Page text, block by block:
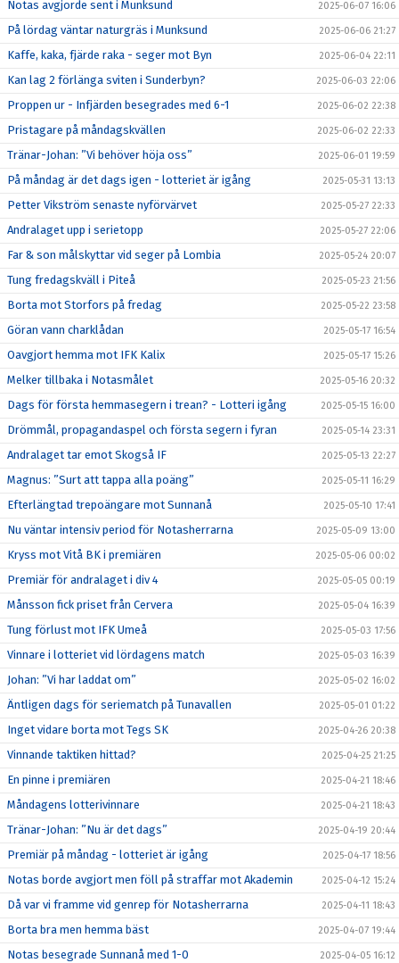
Notas avgjorde sent i Munksund 2025-06-07 16:06
På lördag väntar naturgräs i Munksund 2025-06-06 21:27
Kaffe, kaka, fjärde raka - seger mot Byn 2025-06-04 22:11
Kan lag 2 förlänga sviten i Sunderbyn? 2025-06-03 22:06
Proppen ur - Infjärden besegrades med 6-1 2025-06-02 22:38
Pristagare på måndagskvällen 2025-06-02 22:33
Tränar-Johan: ”Vi behöver höja oss” 2025-06-01 19:59
På måndag är det dags igen - lotteriet är igång 2025-05-31 13:13
Petter Vikström senaste nyförvärvet 2025-05-27 22:33
Andralaget upp i serietopp 2025-05-27 22:06
Far & son målskyttar vid seger på Lombia 2025-05-24 20:07
Tung fredagskväll i Piteå 2025-05-23 21:56
Borta mot Storfors på fredag 2025-05-22 23:58
Göran vann charklådan 2025-05-17 16:54
Oavgjort hemma mot IFK Kalix 2025-05-17 15:26
Melker tillbaka i Notasmålet 2025-05-16 20:32
Dags för första hemmasegern i trean? - Lotteri igång 2025-05-15 16:00
Drömmål, propagandaspel och första segern i fyran 2025-05-14 23:31
Andralaget tar emot Skogså IF 2025-05-13 22:27
Magnus: ”Surt att tappa alla poäng” 2025-05-11 16:29
Efterlängtad trepoängare mot Sunnanå 2025-05-10 17:41
Nu väntar intensiv period för Notasherrarna 2025-05-09 13:00
Kryss mot Vitå BK i premiären 2025-05-06 00:02
Premiär för andralaget i div 4 2025-05-05 00:19
Månsson fick priset från Cervera 2025-05-04 16:39
Tung förlust mot IFK Umeå 2025-05-03 17:56
Vinnare i lotteriet vid lördagens match 2025-05-03 16:39
Johan: ”Vi har laddat om” 2025-05-02 16:02
Äntligen dags för seriematch på Tunavallen 2025-05-01 01:22
Inget vidare borta mot Tegs SK 2025-04-26 20:38
Vinnande taktiken hittad? 2025-04-25 21:25
En pinne i premiären 2025-04-21 18:46
Måndagens lotterivinnare 2025-04-21 18:43
Tränar-Johan: ”Nu är det dags” 2025-04-19 20:44
Premiär på måndag - lotteriet är igång 2025-04-17 18:56
Notas borde avgjort men föll på straffar mot Akademin 2025-04-12 15:24
Då var vi framme vid genrep för Notasherrarna 2025-04-11 18:43
Borta bra men hemma bäst 2025-04-07 19:44
Notas besegrade Sunnanå med 1-0 2025-04-05 16:12